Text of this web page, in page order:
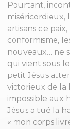
Pourtant,
miséricordieux,
artisans de
conformisme,
nouveaux… ne
qui vient sous
petit Jésus
victorieux de la
impossible aux
Jésus a tué la
« mon corps